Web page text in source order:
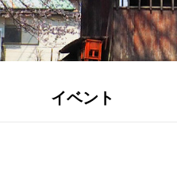
イベント